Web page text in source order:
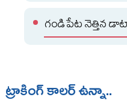
గండిపేట నెత్తిన
ట్రాకింగ్‌ కాలర్‌ ఉన్నా..